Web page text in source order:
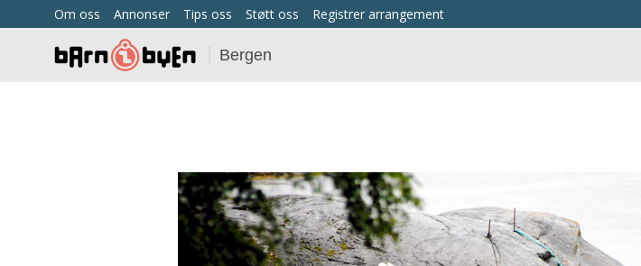
Om oss Annonser Tips oss Støtt oss Registrer arrangement
Bergen